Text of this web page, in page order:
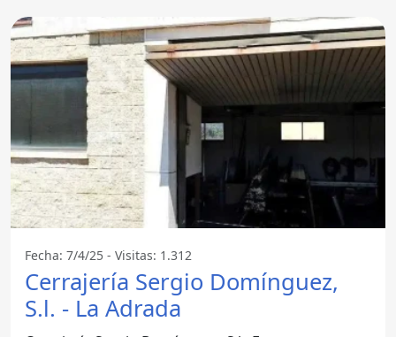
Fecha: 7/4/25 - Visitas: 1.312
Cerrajería Sergio Domínguez,
S.l. - La Adrada